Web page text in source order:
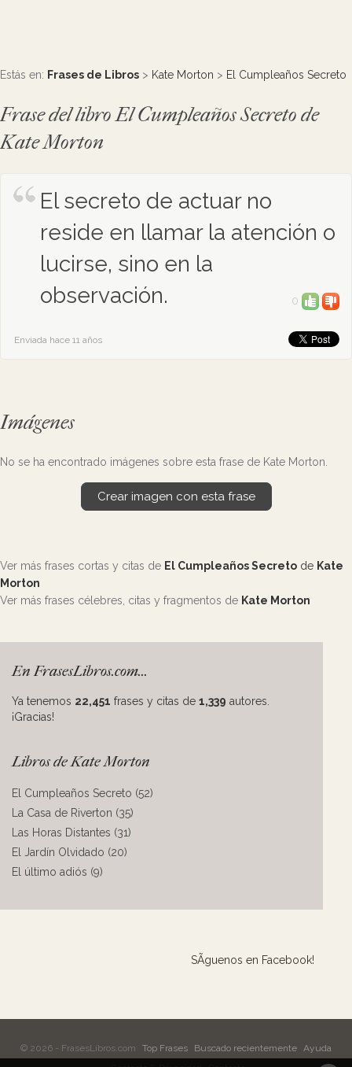
Estás en: Frases de Libros > Kate Morton > El Cumpleaños Secreto
Frase del libro El Cumpleaños Secreto de
Kate Morton
El secreto de actuar no
reside en llamar la atención o
lucirse, sino en la
observación.
0
Enviada hace 11 años
Imágenes
No se ha encontrado imágenes sobre esta frase de Kate Morton.
Crear imagen con esta frase
Ver más frases cortas y citas de El Cumpleaños Secreto de Kate
Morton
Ver más frases célebres, citas y fragmentos de Kate Morton
En FrasesLibros.com...
Ya tenemos 22,451 frases y citas de 1,339 autores.
¡Gracias!
Libros de Kate Morton
El Cumpleaños Secreto (52)
La Casa de Riverton (35)
Las Horas Distantes (31)
El Jardín Olvidado (20)
El último adiós (9)
SÃ­guenos en Facebook!
© 2026 - FrasesLibros.com Top Frases Buscado recientemente Ayuda